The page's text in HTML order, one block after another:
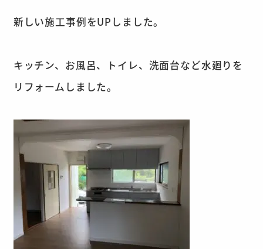
新しい施工事例をUPしました。
キッチン、お風呂、トイレ、洗面台など水廻りを
リフォームしました。